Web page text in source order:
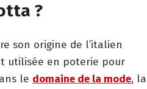
?
son origine de l’italien
utilisée en poterie pour
le domaine de la mode, la